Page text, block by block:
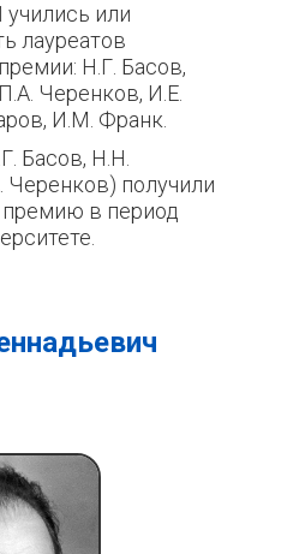
или
лауреатов
Н.Г. Басов,
Черенков, И.Е.
И.М. Франк.
Басов, Н.Н.
Черенков) получили
в период